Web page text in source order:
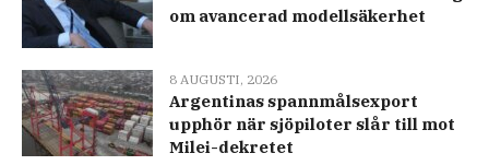
om avancerad modellsäkerhet
8 AUGUSTI, 2026
Argentinas spannmålsexport
upphör när sjöpiloter slår till mot
Milei-dekretet